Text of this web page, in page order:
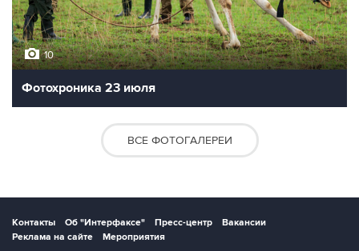
10
Фотохроника 23 июля
ВСЕ ФОТОГАЛЕРЕИ
Контакты Об "Интерфаксе" Пресс-центр
Вакансии
Реклама на сайте
Мероприятия